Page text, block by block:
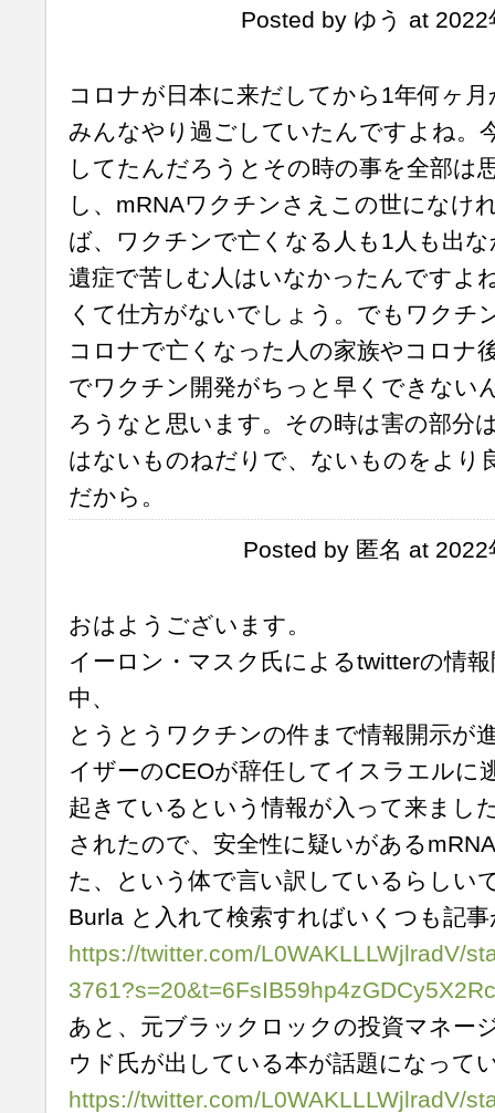
Posted by ゆう at
コロナが日本に来だしてから1年何ヶ
みんなやり過ごしていたんですよね。
してたんだろうとその時の事を全部は
し、mRNAワクチンさえこの世になけ
ば、ワクチンで亡くなる人も1人も出
遺症で苦しむ人はいなかったんですよ
くて仕方がないでしょう。でもワクチ
コロナで亡くなった人の家族やコロナ
でワクチン開発がちっと早くできない
ろうなと思います。その時は害の部分
はないものねだりで、ないものをより
だから。
Posted by 匿名 at
おはようございます。
イーロン・マスク氏によるtwitterの情
中、
とうとうワクチンの件まで情報開示が
イザーのCEOが辞任してイスラエルに
起きているという情報が入って来まし
されたので、安全性に疑いがある
た、という体で言い訳しているらしい
Burla と入れて検索すればいくつも記
https://twitter.com/L0WAKLLLWjlradV/
あと、元ブラックロックの投資マネー
ウド氏が出している本が話題になって
https://twitter.com/L0WAKLLLWjlradV/